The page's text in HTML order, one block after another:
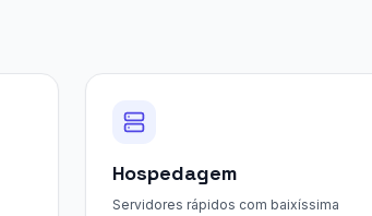
Hospedagem
Servidores rápidos com baixíssima